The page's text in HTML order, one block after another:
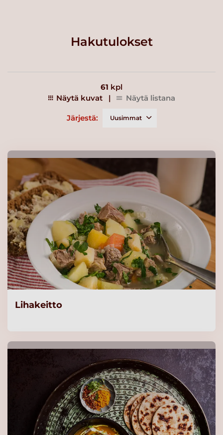
Hakutulokset
61 kpl
Näytä kuvat
| Näytä listana
Järjestä: Uusimmat
Lihakeitto